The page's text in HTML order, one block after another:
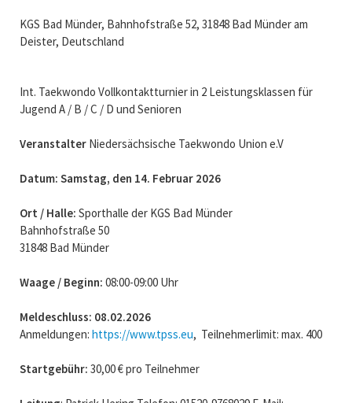
KGS Bad Münder, Bahnhofstraße 52, 31848 Bad Münder am
Deister, Deutschland
Int. Taekwondo Vollkontaktturnier in 2 Leistungsklassen für
Jugend A / B / C / D und Senioren
Veranstalter Niedersächsische Taekwondo Union e.V
Datum: Samstag, den 14. Februar 2026
Ort / Halle: Sporthalle der KGS Bad Münder
Bahnhofstraße 50
31848 Bad Münder
Waage / Beginn: 08:00-09:00 Uhr
Meldeschluss: 08.02.2026
Anmeldungen: https://www.tpss.eu, Teilnehmerlimit: max. 400
Startgebühr: 30,00 € pro Teilnehmer